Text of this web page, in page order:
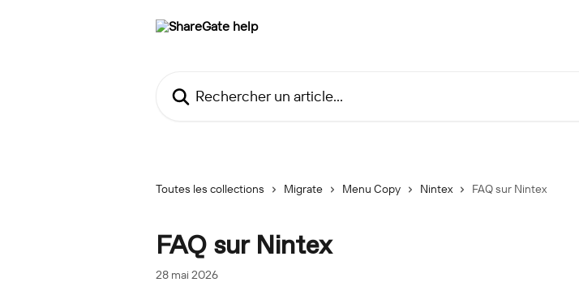
Toutes les collections Migrate Menu Copy Nintex FAQ sur Nintex
FAQ sur Nintex
28 mai 2026